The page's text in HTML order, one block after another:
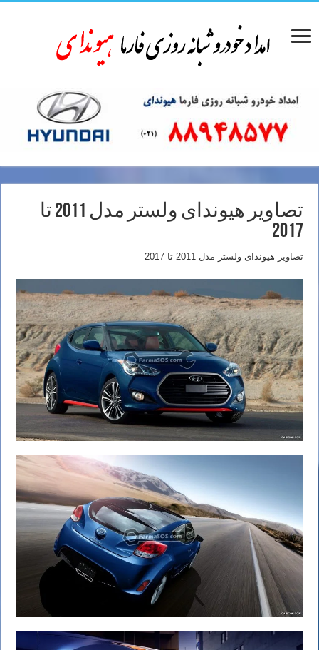
تصاویر هیوندای ولستر مدل 2011 تا
2017
تصاویر هیوندای ولستر مدل 2011 تا 2017